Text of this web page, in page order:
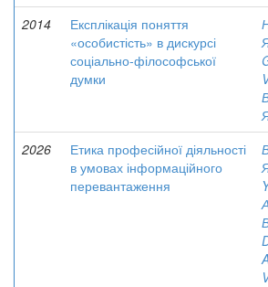
2014
Експлікація поняття
«особистість» в дискурсі
соціально-філософської
думки
2026
Етика професійної діяльності
в умовах інформаційного
перевантаження